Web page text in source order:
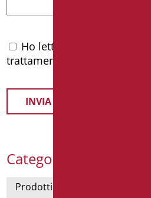
Categorie Prodotti
Prodotti con dichiarazione CAM
Ho letto l'
trattamento dei dati personali